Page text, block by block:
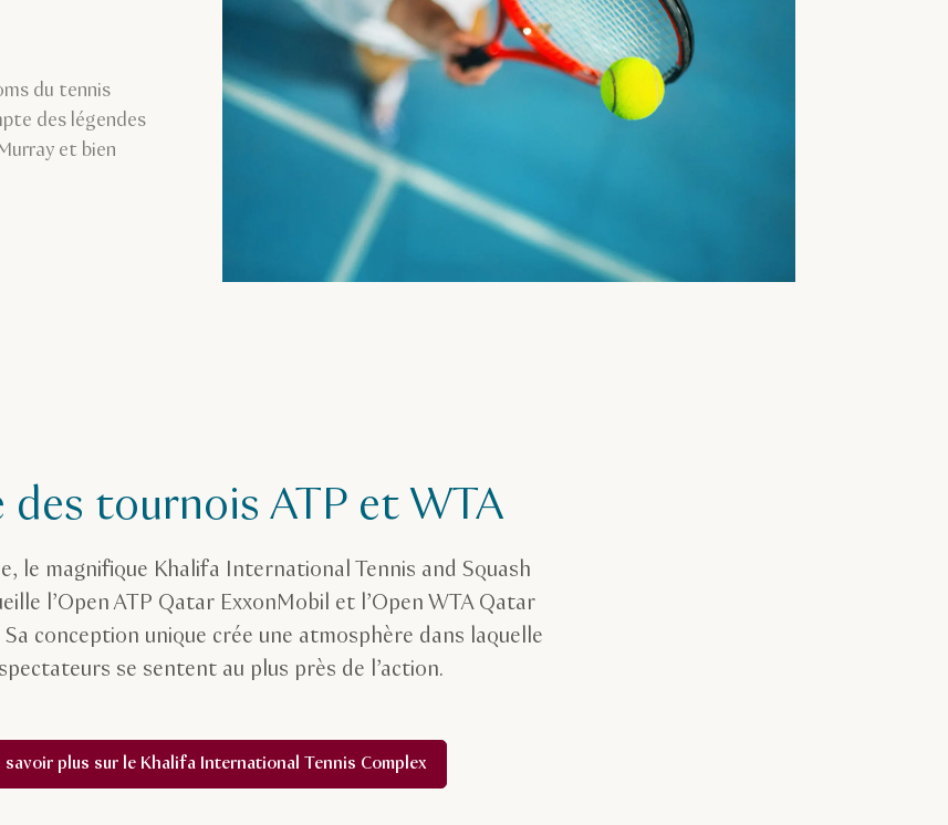
du tennis
des légendes
et bien
des tournois ATP et WTA
le magnifique Khalifa International Tennis and Squash
l’Open ATP Qatar ExxonMobil et l’Open WTA Qatar
conception unique crée une atmosphère dans laquelle
se sentent au plus près de l’action.
savoir plus sur le Khalifa International Tennis Complex